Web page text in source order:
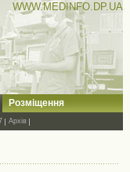
WWW.MEDINFO.DP.UA
Розміщення
Архів